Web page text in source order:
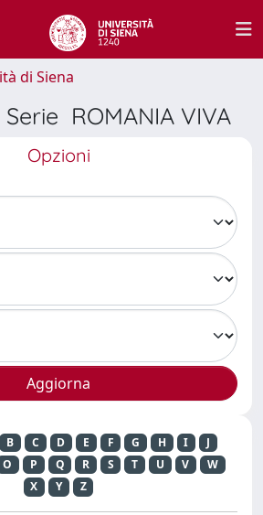
di Siena
ROMANIA VIVA
Opzioni
B C D E F G H I
J
O P Q R S T U V
W
X
Y Z